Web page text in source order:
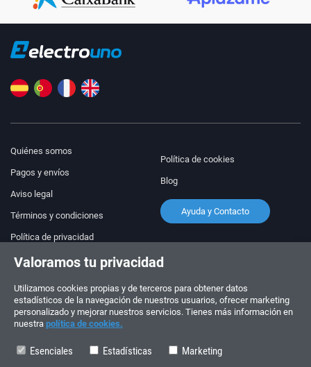
Quiénes somos
Pagos y envíos
Aviso legal
Términos y condiciones
Política de privacidad
Política de cookies
Blog
Ayuda y Contacto
PEDIDOS Y CONSULTAS
+34 910 600 459
+34 622 219 640
HORARIO DE VERANO
¡Síguenos!
Valoramos tu privacidad
Utilizamos cookies propias y de terceros para obtener datos
estadísticos de la navegación de nuestros usuarios, ofrecer marketing
personalizado y mejorar nuestros servicios. Tienes más información en
nuestra política de cookies.
Esenciales Estadísticas Marketing